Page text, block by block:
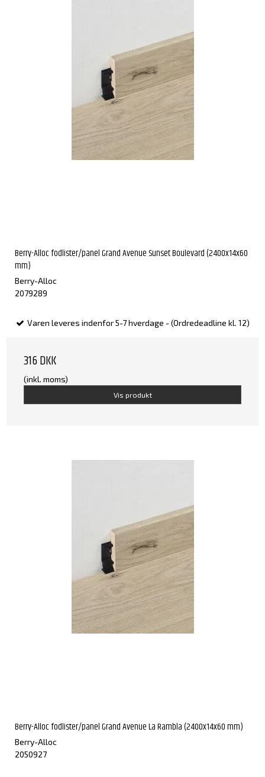
Berry-Alloc fodlister/panel Grand Avenue Sunset Boulevard (2400x14x60
mm)
Berry-Alloc
2079289
Varen leveres indenfor 5-7 hverdage - (Ordredeadline kl. 12)
316 DKK
(inkl. moms)
Vis produkt
Berry-Alloc fodlister/panel Grand Avenue La Rambla (2400x14x60 mm)
Berry-Alloc
2050927